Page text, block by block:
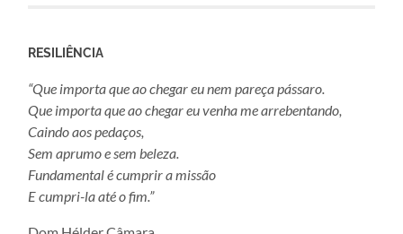
RESILIÊNCIA
“Que importa que ao chegar eu nem pareça pássaro.
Que importa que ao chegar eu venha me arrebentando,
Caindo aos pedaços,
Sem aprumo e sem beleza.
Fundamental é cumprir a missão
E cumpri-la até o fim.”